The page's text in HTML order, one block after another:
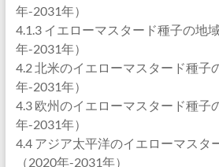
年-2031年）
4.1.3 イエローマスタード種子の地
年-2031年）
4.2 北米のイエローマスタード種子
年-2031年）
4.3 欧州のイエローマスタード種子
年-2031年）
4.4 アジア太平洋のイエローマスタ
（2020年-2031年）